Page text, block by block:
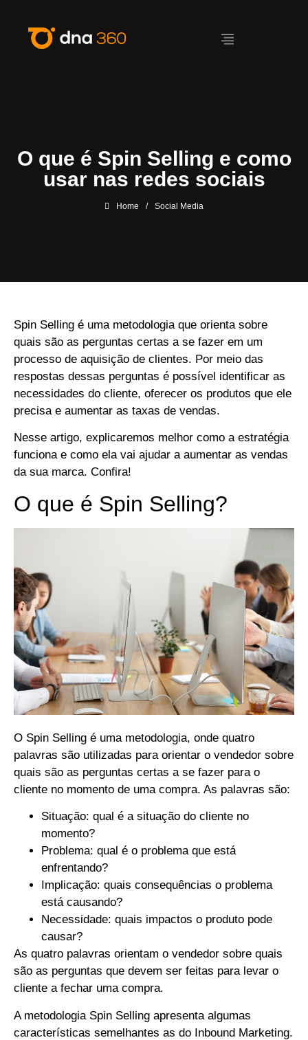
O que é Spin Selling e como
usar nas redes sociais
Home / Social Media
Spin Selling é uma metodologia que orienta sobre
quais são as perguntas certas a se fazer em um
processo de aquisição de clientes. Por meio das
respostas dessas perguntas é possível identificar as
necessidades do cliente, oferecer os produtos que ele
precisa e aumentar as taxas de vendas.
Nesse artigo, explicaremos melhor como a estratégia
funciona e como ela vai ajudar a aumentar as vendas
da sua marca. Confira!
O que é Spin Selling?
O Spin Selling é uma metodologia, onde quatro
palavras são utilizadas para orientar o vendedor sobre
quais são as perguntas certas a se fazer para o
cliente no momento de uma compra. As palavras são:
Situação: qual é a situação do cliente no
momento?
Problema: qual é o problema que está
enfrentando?
Implicação: quais consequências o problema
está causando?
Necessidade: quais impactos o produto pode
causar?
As quatro palavras orientam o vendedor sobre quais
são as perguntas que devem ser feitas para levar o
cliente a fechar uma compra.
A metodologia Spin Selling apresenta algumas
características semelhantes as do Inbound Marketing.